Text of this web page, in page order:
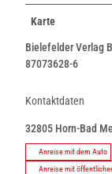
Karte
Bielefelder Verlag
87073628-6
Kontaktdaten
32805 Horn-Bad
Anreise mit dem Auto
Anreise mit